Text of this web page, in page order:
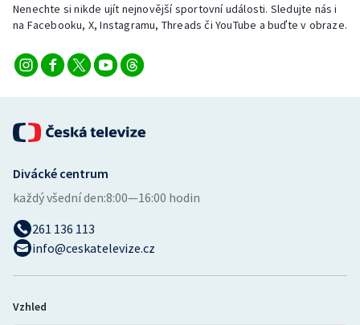
Volejbal
Ostatní
Nenechte si nikde ujít nejnovější sportovní události. Sledujte nás i
na Facebooku, X, Instagramu, Threads či YouTube a buďte v obraze.
Divácké centrum
každý všední den:8:00—16:00 hodin
261 136 113
info@ceskatelevize.cz
Vzhled